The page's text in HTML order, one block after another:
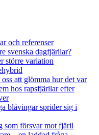
och referenser
svenska dagfjärilar?
större variation
att glömma hur det var
hos rapsfjärilar efter
blåvingar sprider sig i
som försvar mot fjäril